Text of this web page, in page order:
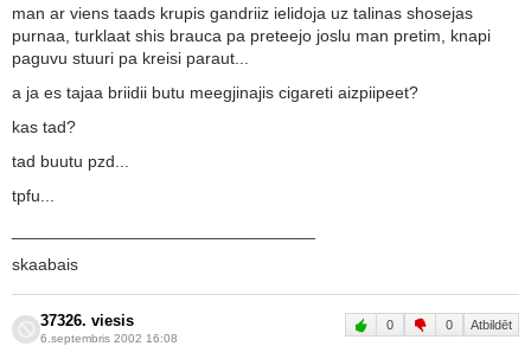
man ar viens taads krupis gandriiz ielidoja uz talinas shosejas
purnaa, turklaat shis brauca pa preteejo joslu man pretim, knapi
paguvu stuuri pa kreisi paraut...
a ja es tajaa briidii butu meegjinajis cigareti aizpiipeet?
kas tad?
tad buutu pzd...
tpfu...
skaabais
37326. viesis
6.septembris 2002 16:08
0 0 Atbildēt